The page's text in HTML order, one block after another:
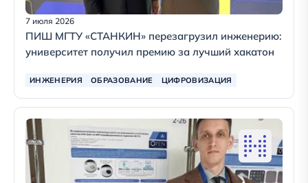
7 июля 2026
ПИШ МГТУ «СТАНКИН» перезагрузил инженерию:
университет получил премию за лучший хакатон
ИНЖЕНЕРИЯ ОБРАЗОВАНИЕ ЦИФРОВИЗАЦИЯ